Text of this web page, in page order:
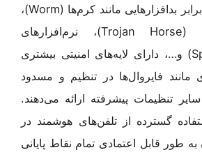
محافظت اصلی در برابر بدافزارهایی مانند کرم‌ها (Worm)،
اسب‌های تروجان (Trojan Horse)، نرم‌افزارهای
جاسوسی (Spyware) و…، دارای لایه‌های امنیتی بیشتری
فایروال‌ها در تنظیم و مسدود
تنظیمات پیشرفته ارائه می‌دهند.
گسترده از تلفن‌های هوشمند در
طور قابل اعتمادی تمام نقاط پایانی